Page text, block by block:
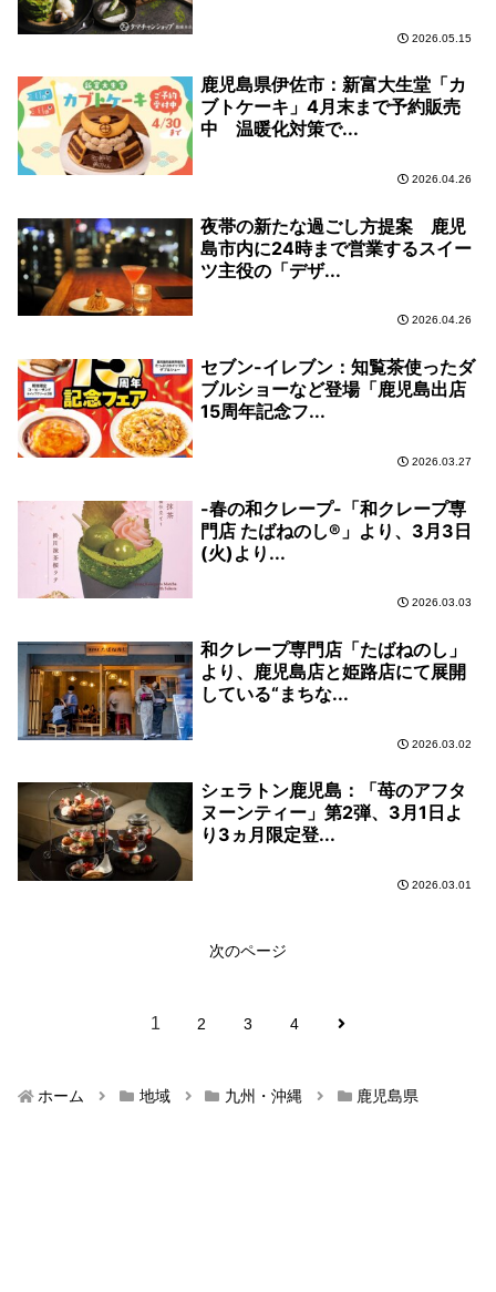
2026.05.15
鹿児島県伊佐市：新富大生堂「カ
ブトケーキ」4月末まで予約販売
中 温暖化対策で...
2026.04.26
夜帯の新たな過ごし方提案 鹿児
島市内に24時まで営業するスイー
ツ主役の「デザ...
2026.04.26
セブン-イレブン：知覧茶使ったダ
ブルショーなど登場「鹿児島出店
15周年記念フ...
2026.03.27
-春の和クレープ-「和クレープ専
門店 たばねのし®」より、3月3日
(火)より...
2026.03.03
和クレープ専門店「たばねのし」
より、鹿児島店と姫路店にて展開
している“まちな...
2026.03.02
シェラトン鹿児島：「苺のアフタ
ヌーンティー」第2弾、3月1日よ
り3ヵ月限定登...
2026.03.01
次のページ
1 2 3 4
ホーム 地域 九州・沖縄 鹿児島県